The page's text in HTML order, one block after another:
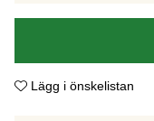
Lägg i önskelistan